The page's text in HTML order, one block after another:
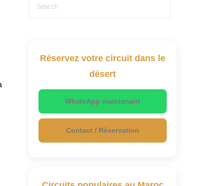
Réservez votre circuit dans le
désert
WhatsApp maintenant
Contact / Réservation